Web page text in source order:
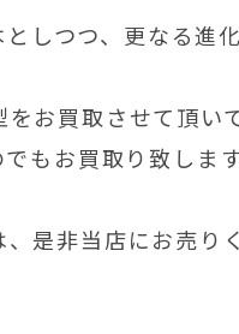
しつつ、更なる進
お買取させて頂いて
もお買取り致します
是非当店にお売り